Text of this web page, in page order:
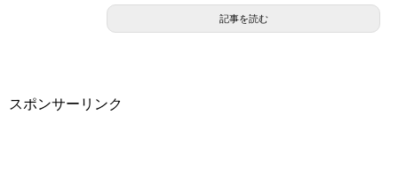
記事を読む
スポンサーリンク